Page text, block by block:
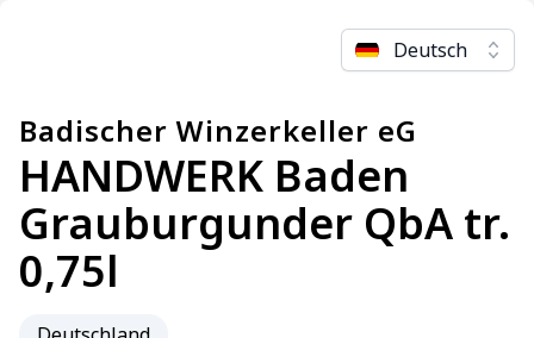
Deutsch
Badischer Winzerkeller eG
HANDWERK Baden
Grauburgunder QbA tr.
0,75l